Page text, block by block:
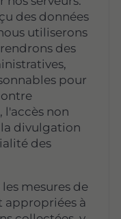
des données
utiliserons
des
pour
l'accès non
divulgation
des
les mesures de
appropriées à